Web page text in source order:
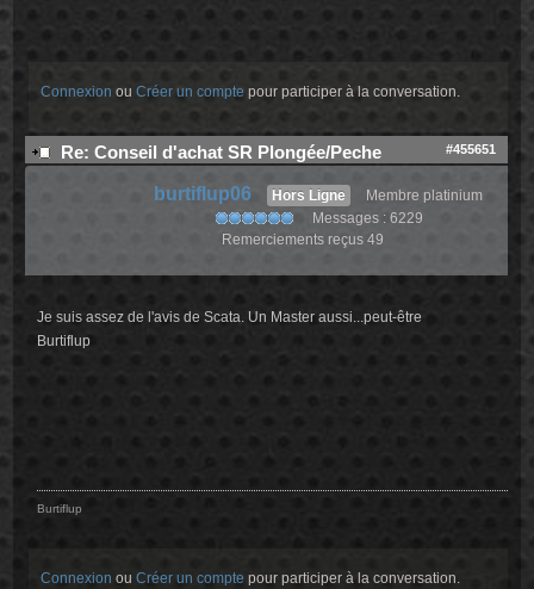
Connexion ouCréer un compte pour participer à la conversation.
Re: Conseil d'achat SR Plongée/Peche #455651
burtiflup06 Hors Ligne
Membre platinium
Messages : 6229
Remerciements reçus 49
Je suis assez de l'avis de Scata. Un Master aussi...peut-être
Burtiflup
Burtiflup
Connexion ouCréer un compte pour participer à la conversation.